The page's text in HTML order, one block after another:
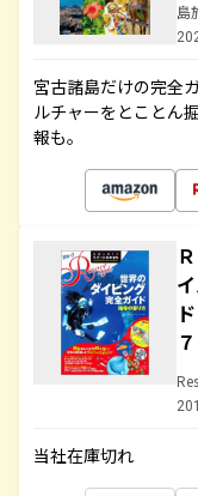
島
宮古諸島だけの完全
ルチャーをとことん
報も。
７
当社在庫切れ